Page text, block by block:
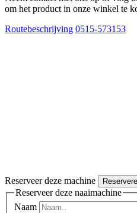
om het product in onze winkel te
Routebeschrijving 0515-573153
Reserveer deze machine
Reserveer deze naaimachine
Naam